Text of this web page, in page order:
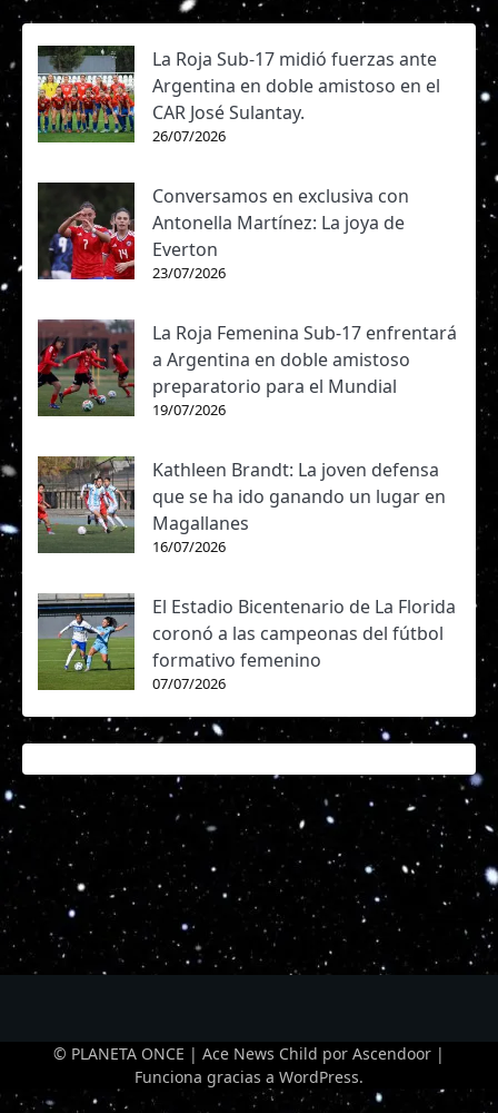
La Roja Sub-17 midió fuerzas ante
Argentina en doble amistoso en el
CAR José Sulantay.
26/07/2026
Conversamos en exclusiva con
Antonella Martínez: La joya de
Everton
23/07/2026
La Roja Femenina Sub-17 enfrentará
a Argentina en doble amistoso
preparatorio para el Mundial
19/07/2026
Kathleen Brandt: La joven defensa
que se ha ido ganando un lugar en
Magallanes
16/07/2026
El Estadio Bicentenario de La Florida
coronó a las campeonas del fútbol
formativo femenino
07/07/2026
© PLANETA ONCE | Ace News Child por Ascendoor |
Funciona gracias a WordPress.